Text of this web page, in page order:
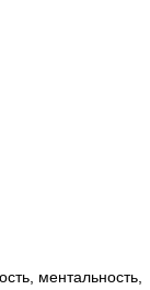
ментальность,